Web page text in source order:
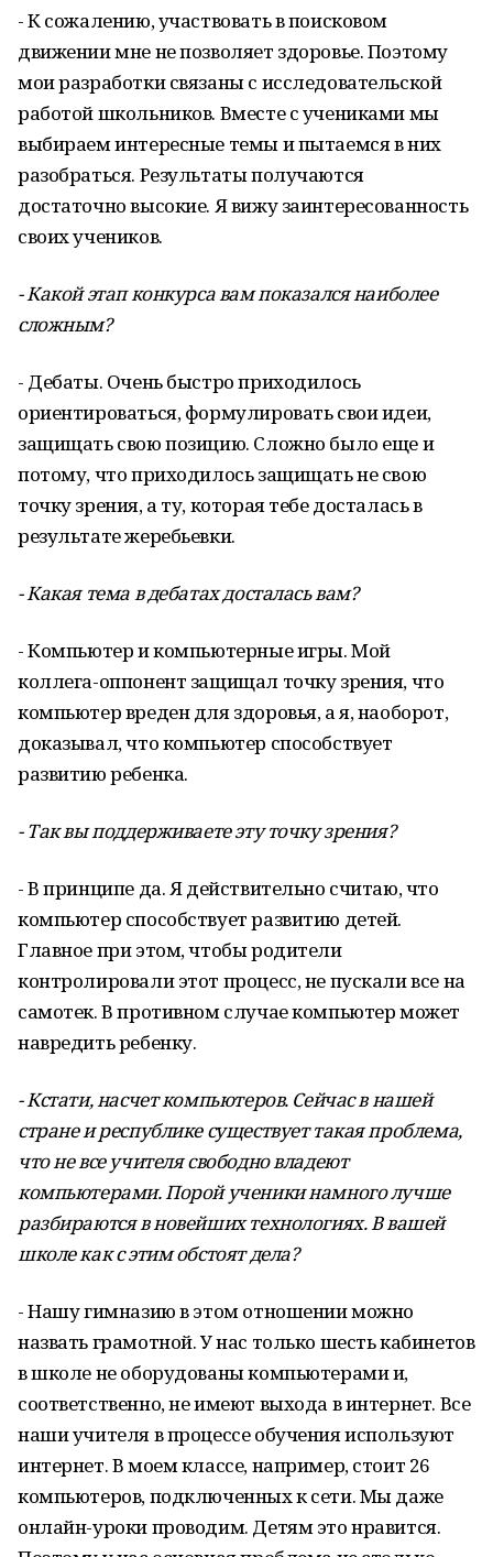
- К сожалению, участвовать в поисковом
движении мне не позволяет здоровье. Поэтому
мои разработки связаны с исследовательской
работой школьников. Вместе с учениками мы
выбираем интересные темы и пытаемся в них
разобраться. Результаты получаются
достаточно высокие. Я вижу заинтересованность
своих учеников.
- Какой этап конкурса вам показался наиболее
сложным?
- Дебаты. Очень быстро приходилось
ориентироваться, формулировать свои идеи,
защищать свою позицию. Сложно было еще и
потому, что приходилось защищать не свою
точку зрения, а ту, которая тебе досталась в
результате жеребьевки.
- Какая тема в дебатах досталась вам?
- Компьютер и компьютерные игры. Мой
коллега-оппонент защищал точку зрения, что
компьютер вреден для здоровья, а я, наоборот,
доказывал, что компьютер способствует
развитию ребенка.
- Так вы поддерживаете эту точку зрения?
- В принципе да. Я действительно считаю, что
компьютер способствует развитию детей.
Главное при этом, чтобы родители
контролировали этот процесс, не пускали все на
самотек. В противном случае компьютер может
навредить ребенку.
- Кстати, насчет компьютеров. Сейчас в нашей
стране и республике существует такая проблема,
что не все учителя свободно владеют
компьютерами. Порой ученики намного лучше
разбираются в новейших технологиях. В вашей
школе как с этим обстоят дела?
- Нашу гимназию в этом отношении можно
назвать грамотной. У нас только шесть кабинетов
в школе не оборудованы компьютерами и,
соответственно, не имеют выхода в интернет. Все
наши учителя в процессе обучения используют
интернет. В моем классе, например, стоит 26
компьютеров, подключенных к сети. Мы даже
онлайн-уроки проводим. Детям это нравится.